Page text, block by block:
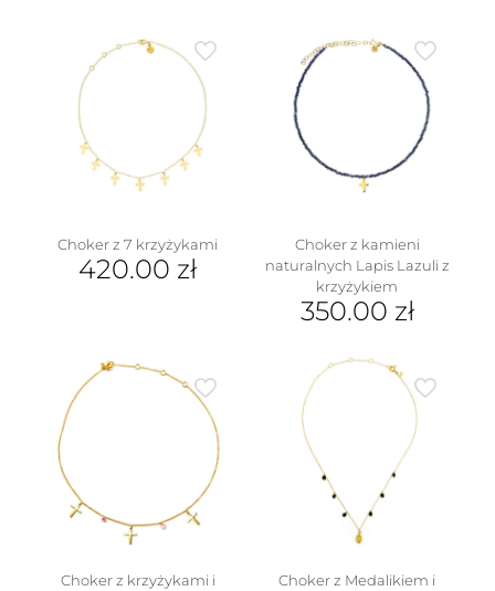
195.00
Choker z 7 krzyżykami
420.00 zł
Choker z kamieni
naturalnych Lapis Lazuli z
krzyżykiem
350.00 zł
Choker z krzyżykami i
Choker z Medalikiem i